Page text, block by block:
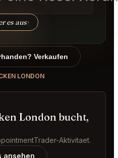
es aus↑
Verkaufen
LONDON
London bucht,
Aktivitaet.
ansehen